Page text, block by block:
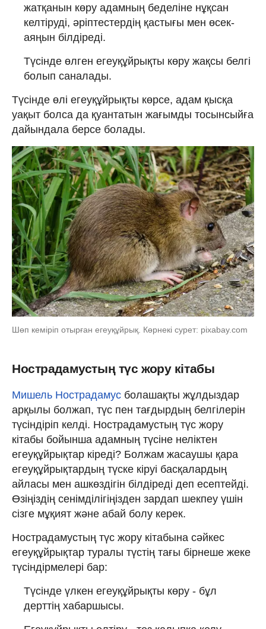
жатқанын көру адамның беделіне нұқсан
келтіруді, әріптестердің қастығы мен өсек-
аяңын білдіреді.
Түсінде өлген егеуқұйрықты көру жақсы белгі
болып саналады.
Түсінде өлі егеуқұйрықты көрсе, адам қысқа
уақыт болса да қуантатын жағымды тосынсыйға
дайындала берсе болады.
Шөп кеміріп отырған егеуқұйрық. Көрнекі сурет: pixabay.com
Нострадамустың түс жору кітабы
Мишель Нострадамус болашақты жұлдыздар
арқылы болжап, түс пен тағдырдың белгілерін
түсіндіріп келді. Нострадамустың түс жору
кітабы бойынша адамның түсіне неліктен
егеуқұйрықтар кіреді? Болжам жасаушы қара
егеуқұйрықтардың түске кіруі басқалардың
айласы мен ашкөздігін білдіреді деп есептейді.
Өзіңіздің сенімділігіңізден зардап шекпеу үшін
сізге мұқият және абай болу керек.
Нострадамустың түс жору кітабына сәйкес
егеуқұйрықтар туралы түстің тағы бірнеше жеке
түсіндірмелері бар:
Түсінде үлкен егеуқұйрықты көру - бұл
дерттің хабаршысы.